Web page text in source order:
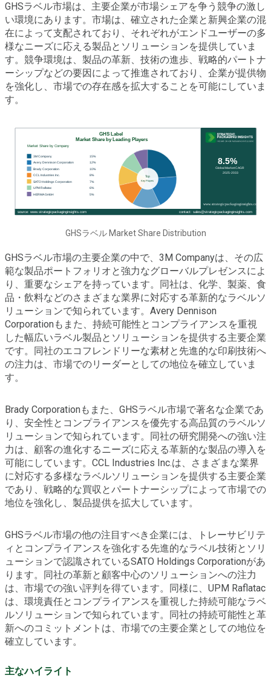
GHSラベル市場は、主要企業が市場シェアを争う競争の激し
い環境にあります。市場は、確立された企業と新興企業の混
在によって支配されており、それぞれがエンドユーザーの多
様なニーズに応える製品とソリューションを提供していま
す。競争環境は、製品の革新、技術の進歩、戦略的パートナ
ーシップなどの要因によって推進されており、企業が提供物
を強化し、市場での存在感を拡大することを可能にしていま
す。
GHSラベル Market Share Distribution
GHSラベル市場の主要企業の中で、3M Companyは、その広
範な製品ポートフォリオと強力なグローバルプレゼンスによ
り、重要なシェアを持っています。同社は、化学、製薬、食
品・飲料などのさまざまな業界に対応する革新的なラベルソ
リューションで知られています。Avery Dennison
Corporationもまた、持続可能性とコンプライアンスを重視
した幅広いラベル製品とソリューションを提供する主要企業
です。同社のエコフレンドリーな素材と先進的な印刷技術へ
の注力は、市場でのリーダーとしての地位を確立していま
す。
Brady Corporationもまた、GHSラベル市場で著名な企業であ
り、安全性とコンプライアンスを優先する高品質のラベルソ
リューションで知られています。同社の研究開発への強い注
力は、顧客の進化するニーズに応える革新的な製品の導入を
可能にしています。CCL Industries Inc.は、さまざまな業界
に対応する多様なラベルソリューションを提供する主要企業
であり、戦略的な買収とパートナーシップによって市場での
地位を強化し、製品提供を拡大しています。
GHSラベル市場の他の注目すべき企業には、トレーサビリテ
ィとコンプライアンスを強化する先進的なラベル技術とソリ
ューションで認識されているSATO Holdings Corporationがあ
ります。同社の革新と顧客中心のソリューションへの注力
は、市場での強い評判を得ています。同様に、UPM Raflatac
は、環境責任とコンプライアンスを重視した持続可能なラベ
ルソリューションで知られています。同社の持続可能性と革
新へのコミットメントは、市場での主要企業としての地位を
確立しています。
主なハイライト